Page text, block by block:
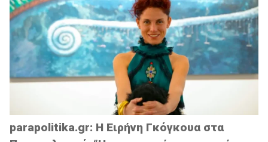
parapolitika.gr: H Ειρήνη Γκόγκουα στα